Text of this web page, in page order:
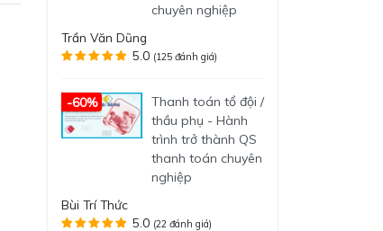
chuyên nghiệp
Trần Văn Dũng
5.0 (125 đánh giá)
-60%
Thanh toán tổ đội /
thầu phụ - Hành
trình trở thành QS
thanh toán chuyên
nghiệp
Bùi Trí Thức
5.0 (22 đánh giá)